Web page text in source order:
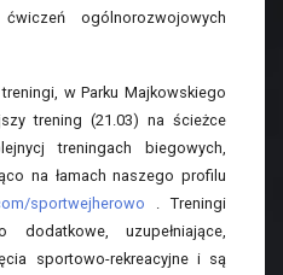
ogólnorozwojowych
w Parku Majkowskiego
trening (21.03) na ścieżce
treningach biegowych,
na łamach naszego profilu
sportwejherowo
. Treningi
uzupełniające,
sportowo-rekreacyjne i są